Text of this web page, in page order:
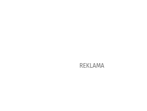
REKLAMA